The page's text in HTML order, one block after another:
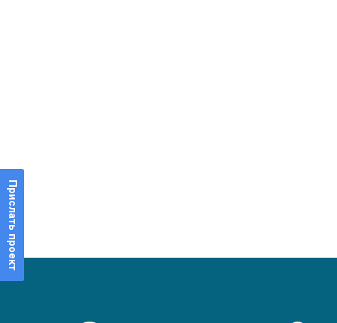
Прислать проект